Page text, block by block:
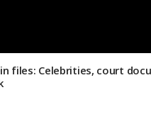
files: Celebrities, court